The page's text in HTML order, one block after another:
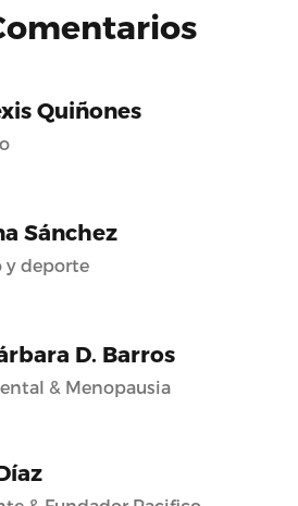
Quiñones
Sánchez
y deporte
D. Barros
& Menopausia